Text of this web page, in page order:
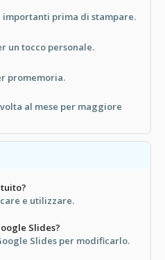
importanti prima di stampare.
un tocco personale.
promemoria.
al mese per maggiore
e utilizzare.
Slides?
Slides per modificarlo.